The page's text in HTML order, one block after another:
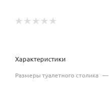
Характеристики
Размеры туалетного столика —